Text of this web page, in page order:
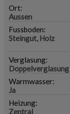
Ort:
Aussen
Fussboden:
Steingut, Holz
Verglasung:
Doppelverglasung
Warmwasser:
Ja
Heizung:
Zentral